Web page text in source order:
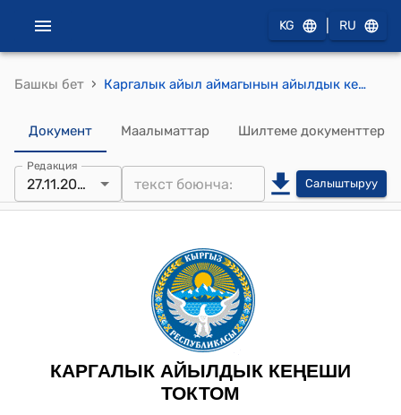
KG RU
Башкы бет › Каргалык айыл аймагынын айылдык кеңешинин 2025-жылдын 27-ноябрындагы № 59 Айылдык кеңештин депутаттарынын, айыл өкмөтүнүн адистеринин, жергиликтүү маанидеги маселелерди чечүүгө жигердүү катышкан жана айыл аймактын өнүгүшүнө олуттуу салым кошкон жарандарды жылдын жыйынтыгы менен сыйлоо жөнүндө токтому
Документ Маалыматтар Шилтеме документтер
Редакция
27.11.2025 Салыштыруу